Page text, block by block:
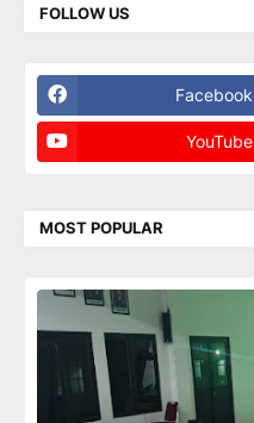
FOLLOW US
Facebook
YouTube
MOST POPULAR